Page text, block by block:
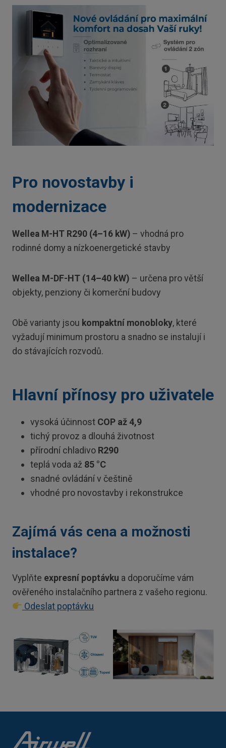
Pro novostavby i
modernizace
Wellea M-HT R290 (4–16 kW) – vhodná pro
rodinné domy a nízkoenergetické stavby
Wellea M-DF-HT (14–40 kW) – určena pro větší
objekty, penziony či komerční budovy
Obě varianty jsou kompaktní monobloky, které
vyžadují minimum prostoru a snadno se instalují i
do stávajících rozvodů.
Hlavní přínosy pro uživatele
vysoká účinnost COP až 4,9
tichý provoz a dlouhá životnost
přírodní chladivo R290
teplá voda až 85 °C
snadné ovládání v češtině
vhodné pro novostavby i rekonstrukce
Zajímá vás cena a možnosti
instalace?
Vyplňte expresní poptávku a doporučíme vám
ověřeného instalačního partnera z vašeho regionu.
Odeslat poptávku